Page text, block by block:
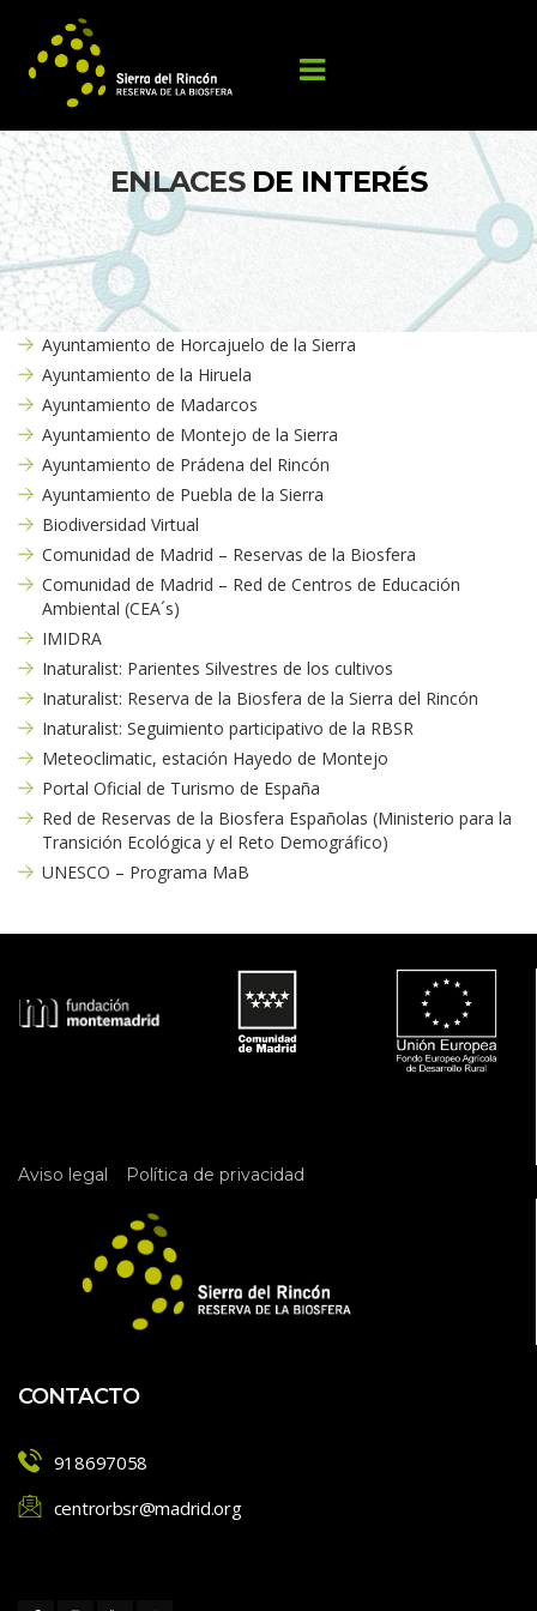
ENLACES DE INTERÉS
Ayuntamiento de Horcajuelo de la Sierra
Ayuntamiento de la Hiruela
Ayuntamiento de Madarco
Ayuntamiento de Montejo de la Sierra
Ayuntamiento de Prádena del Rincón
Ayuntamiento de Puebla de la Sierra
Biodiversidad Virtual
Comunidad de Madrid – Reservas de la Biosfera
Comunidad de Madrid – Red de Centros de Educación
Ambiental (CEA´s)
IMIDRA
Inaturalist: Parientes Silvestres de los cultivo
Inaturalist: Reserva de la Biosfera de la Sierra del Rincón
Inaturalist: Seguimiento participativo de la RBSR
Meteoclimatic, estación Hayedo de Montejo
Portal Oficial de Turismo de España
Red de Reservas de la Biosfera Españolas (Ministerio para la
Transición Ecológica y el Reto Demográfico)
UNESCO – Programa MaB
Aviso legal Política de privacidad
CONTACTO
918697058
centrorbsr@madrid.org